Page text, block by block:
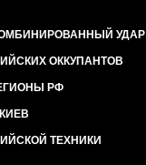
УДАР
ОККУПАНТОВ
РФ
ТЕХНИКИ